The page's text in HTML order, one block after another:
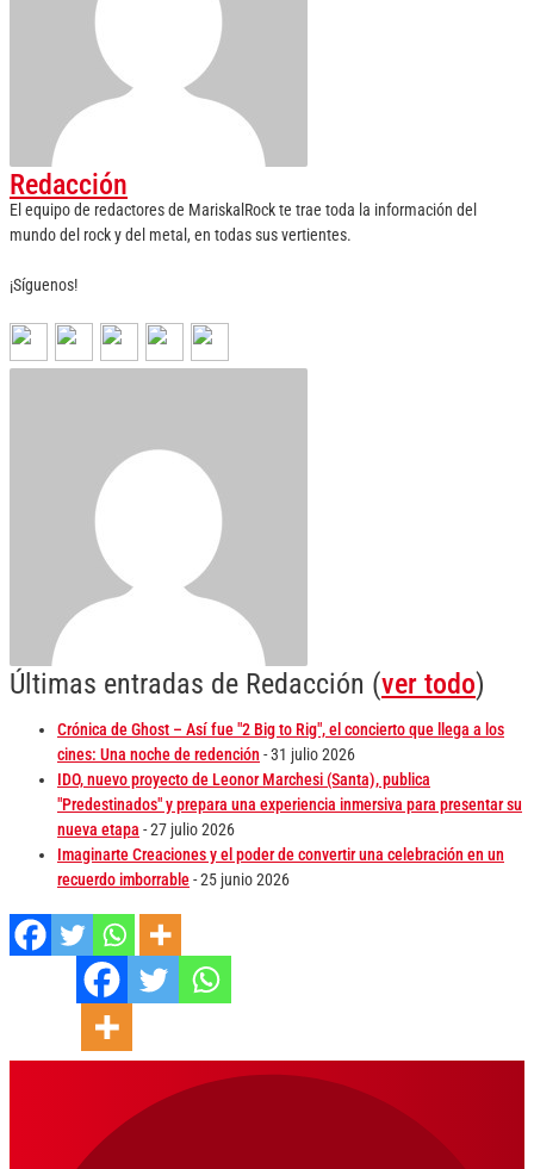
Redacción
El equipo de redactores de MariskalRock te trae toda la información del
mundo del rock y del metal, en todas sus vertientes.
¡Síguenos!
Últimas entradas de Redacción (ver todo)
Crónica de Ghost – Así fue "2 Big to Rig", el concierto que llega a los
cines: Una noche de redención - 31 julio 2026
IDO, nuevo proyecto de Leonor Marchesi (Santa), publica
"Predestinados" y prepara una experiencia inmersiva para presentar su
nueva etapa - 27 julio 2026
Imaginarte Creaciones y el poder de convertir una celebración en un
recuerdo imborrable- 25 junio 2026